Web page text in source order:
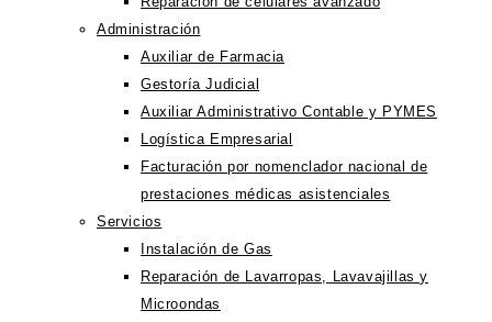
Administración
Auxiliar de Farmacia
Gestoría Judicial
Auxiliar Administrativo Contable y PYMES
Logística Empresarial
Facturación por nomenclador nacional de
prestaciones médicas asistenciales
Servicios
Instalación de Gas
Reparación de Lavarropas, Lavavajillas y
Microondas